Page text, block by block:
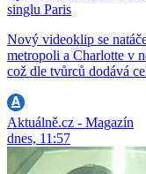
singlu Paris
Nový videoklip se
metropoli a Charlotte v
což dle tvůrců dodává
Aktuálně.cz - Magazín
dnes, 11:57